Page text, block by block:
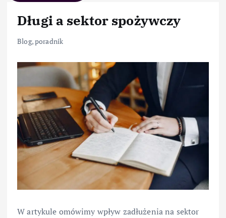
Długi a sektor spożywczy
Blog,poradnik
W artykule omówimy wpływ zadłużenia na sektor